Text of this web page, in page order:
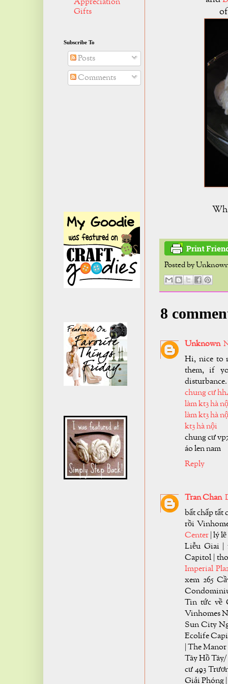
Posted by
8
Unknown
Hi, nice to
them, if
disturbance.
chung cư
làm kt3 hà
làm kt3 hà
kt3 hà nội
chung cư
áo len nam
Reply
Tran Chan
bất chấp
rồi
Center| lý
Liễu Giai |
Capitol |
Imperial
xem 265
Tin tức về
Vinhomes
Sun City
Ecolife
| The
Tây Hồ
cư 493
Giải Phóng |
Gifts
Subscribe To
Posts
Comments